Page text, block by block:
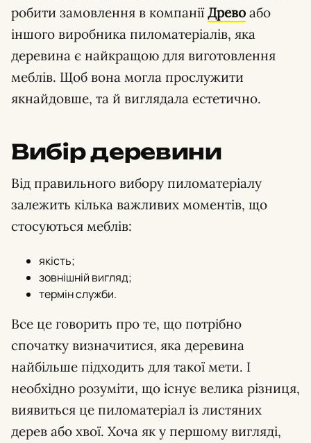
робити замовлення в компаніїДрево або
іншого виробника пиломатеріалів, яка
деревина є найкращою для виготовлення
меблів. Щоб вона могла прослужити
якнайдовше, та й виглядала естетично.
Вибір деревини
Від правильного вибору пиломатеріалу
залежить кілька важливих моментів, що
стосуються меблів:
якість;
зовнішній вигляд;
термін служби.
Все це говорить про те, що потрібно
спочатку визначитися, яка деревина
найбільше підходить для такої мети. І
необхідно розуміти, що існує велика різниця,
виявиться це пиломатеріал із листяних
дерев або хвої. Хоча як у першому вигляді,